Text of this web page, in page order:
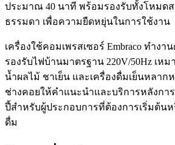
ประมาณ 40 นาที พร้อมรองรับทั้งโหมด
ธรรมดา เพื่อความยืดหยุ่นในการใช้งาน
เครื่องใช้คอมเพรสเซอร์ Embraco ทำงา
รองรับไฟบ้านมาตรฐาน 220V/50Hz เหม
น้ำผลไม้ ชาเย็น และเครื่องดื่มเย็นหลาก
ช่างคอยให้คำแนะนำและบริการหลังกา
ปี้สำหรับผู้ประกอบการที่ต้องการเริ่มต้นห
ดื่ม